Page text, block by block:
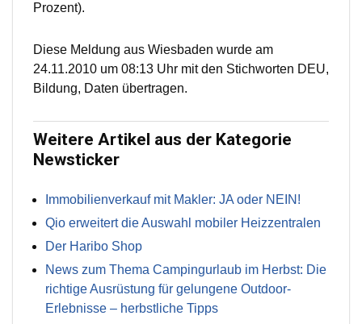
Prozent).
Diese Meldung aus Wiesbaden wurde am
24.11.2010 um 08:13 Uhr mit den Stichworten DEU,
Bildung, Daten übertragen.
Weitere Artikel aus der Kategorie
Newsticker
Immobilienverkauf mit Makler: JA oder NEIN!
Qio erweitert die Auswahl mobiler Heizzentralen
Der Haribo Shop
News zum Thema Campingurlaub im Herbst: Die
richtige Ausrüstung für gelungene Outdoor-
Erlebnisse – herbstliche Tipps